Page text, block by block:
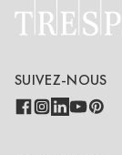
SUIVEZ-NOUS